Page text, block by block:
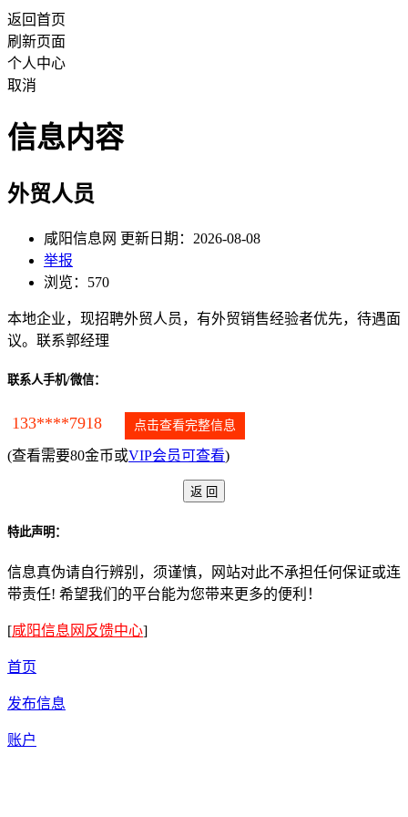
返回首页
刷新页面
个人中心
取消
信息内容
外贸人员
咸阳信息网 更新日期：2026-08-08
举报
浏览：570
本地企业，现招聘外贸人员，有外贸销售经验者优先，待遇面
议。联系郭经理
联系人手机/微信：
133****7918 点击查看完整信息
(查看需要80金币或VIP会员可查看)
特此声明：
信息真伪请自行辨别，须谨慎，网站对此不承担任何保证或连
带责任! 希望我们的平台能为您带来更多的便利！
[咸阳信息网反馈中心]
首页
发布信息
账户